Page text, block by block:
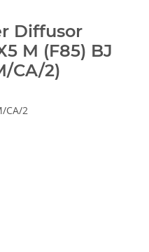
Diffusor
M (F85) BJ
CA/2)
CA/2